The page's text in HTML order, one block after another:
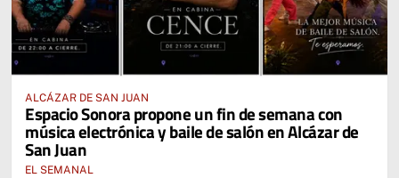
ALCÁZAR DE SAN JUAN
Espacio Sonora propone un fin de semana con
música electrónica y baile de salón en Alcázar de
San Juan
EL SEMANAL